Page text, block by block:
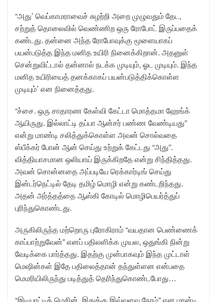
“அது’ வெப்காமராவைச் சுழற்றி அறை முழுவதும் தேட,
சற்றுத் தொலைவில் வெண்ணிற ஒரு ரோபோட் இருப்பதைக்
கண்டது. தன்னை அந்த ரோபோவுக்கு மூளையாகப்
பயன்படுத்த இந்த மனித உயிரி நினைக்கிறான். அதனுள்
சென்றுவிட்டால் தன்னால் நடக்க முடியும், ஓட முடியும். இந்த
மனித உயிரியைத் தனக்காகப் பயன்படுத்திக்கொள்ள
முடியும்’ என நினைத்தது.
“ச்சை. ஒரு சாதாரண கேள்வி கேட்டா மொத்தமா ஹேங்க்
ஆயிருது. இல்லாட்டி தப்பா ஆன்சர் பண்ண வேண்டியது”
என்று மாண்டி சலித்துக்கொள்ள அவன் சொல்வதை
ஸ்பீக்கர் போன் ஆன் செய்து உற்றுக் கேட்டது “அது”.
வித்தியாசமான ஒலியாய் இருக்கிறதே என்று சிந்தித்தது.
அவன் சொன்னதை அப்படியே ரெக்கார்டிங் செய்து
இன்டர்நெட்டில் தேடி தமிழ் மொழி என்று கண்டறிந்தது.
அதன் அர்த்தத்தை ஆஸ்கி கோடில் மொழிபெயர்த்துப்
புரிந்துகொண்டது.
அருகிலிருந்த மற்றொரு புரோகிராம் “வயதான பெண்ணைக்
காப்பாற்றுவேன்” எனப் பதிலளிக்க முயல, ஒதுங்கி நின்று
வேடிக்கை பார்த்தது. இதற்கு முன்பாகவும் இந்த முட்டாள்
மெஷின்கள் இதே பதிலைத்தான் தந்துள்ளன என்பதை
மெமரியிலிருந்து படித்துத் தெரிந்துகொண்டபோது…
“இடியாட்டிக் மெசின். இதுக்கு இவ்வளவு நேரம்” என மான்டி